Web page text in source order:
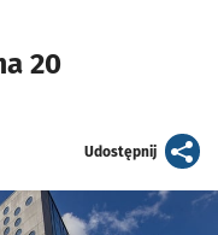
20
Udostępnijartykuł